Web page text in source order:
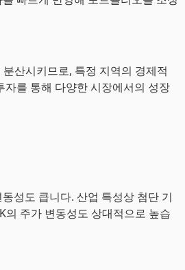
산시키므로, 특정 지역의 경제적
를 통해 다양한 시장에서의 성장
성도 큽니다. 산업 특성상 첨단 기
주가 변동성도 상대적으로 높습